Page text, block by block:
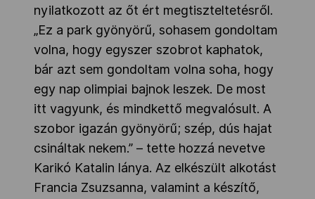
nyilatkozott az őt ért megtiszteltetésről.
„Ez a park gyönyörű, sohasem gondoltam
volna, hogy egyszer szobrot kaphatok,
bár azt sem gondoltam volna soha, hogy
egy nap olimpiai bajnok leszek. De most
itt vagyunk, és mindkettő megvalósult. A
szobor igazán gyönyörű; szép, dús hajat
csináltak nekem.” – tette hozzá nevetve
Karikó Katalin lánya. Az elkészült alkotást
Francia Zsuzsanna, valamint a készítő,